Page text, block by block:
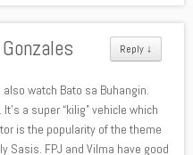
Reply ↓
watch Bato sa Buhangin.
a super “kilig” vehicle which
is the popularity of the theme
Sasis. FPJ and Vilma have good